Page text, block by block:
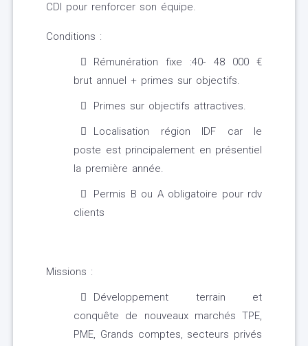
CDI pour renforcer son équipe.
Conditions :
Rémunération fixe :40- 48 000 €
brut annuel + primes sur objectifs.
Primes sur objectifs attractives.
Localisation région IDF car le
poste est principalement en présentiel
la première année.
Permis B ou A obligatoire pour rdv
clients
Missions :
Développement terrain et
conquête de nouveaux marchés TPE,
PME, Grands comptes, secteurs privés